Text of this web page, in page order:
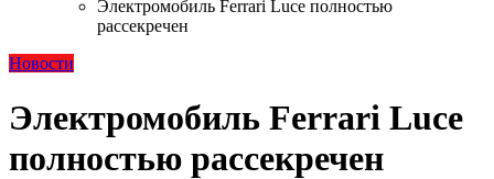
Электромобиль Ferrari Luce полностью
рассекречен
Новости
Электромобиль Ferrari Luce
полностью рассекречен